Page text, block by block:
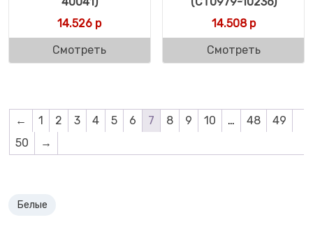
14.526 р
Смотреть
14.508р
Смотреть
← 1 2 3 4 5 6 7 8 9 10 … 48
49
50
→
Белые